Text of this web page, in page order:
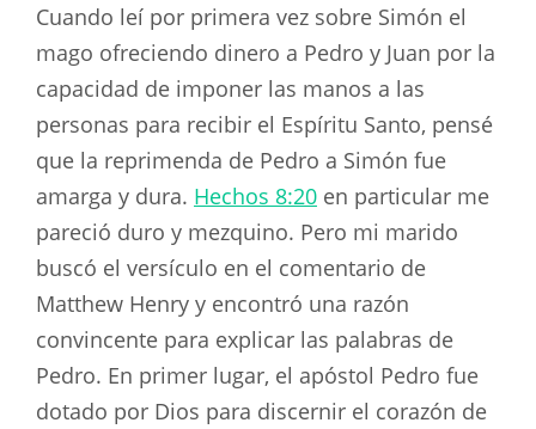
Cuando leí por primera vez sobre Simón el
mago ofreciendo dinero a Pedro y Juan por la
capacidad de imponer las manos a las
personas para recibir el Espíritu Santo, pensé
que la reprimenda de Pedro a Simón fue
amarga y dura. Hechos 8:20 en particular me
pareció duro y mezquino. Pero mi marido
buscó el versículo en el comentario de
Matthew Henry y encontró una razón
convincente para explicar las palabras de
Pedro. En primer lugar, el apóstol Pedro fue
dotado por Dios para discernir el corazón de